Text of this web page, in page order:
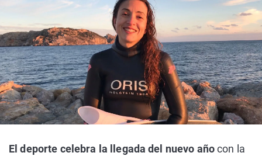
El deporte celebra la llegada del nuevo añocon la